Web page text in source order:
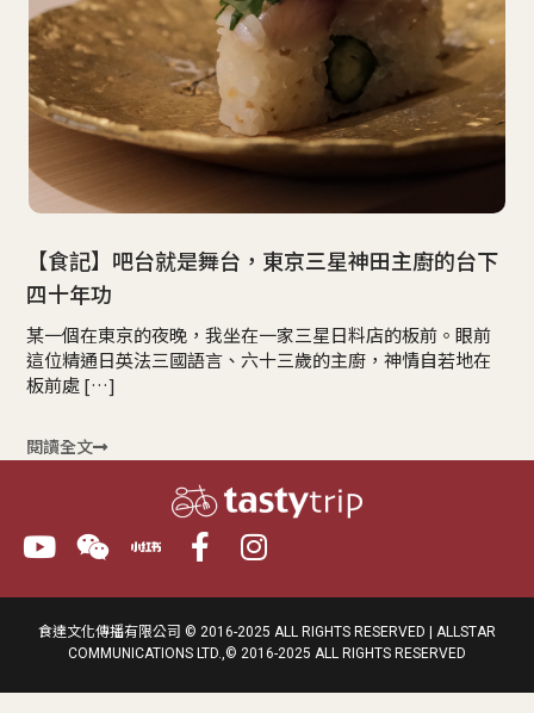
【食記】吧台就是舞台，東京三星神田主廚的台下
四十年功
某一個在東京的夜晚，我坐在一家三星日料店的板前。眼前
這位精通日英法三國語言、六十三歲的主廚，神情自若地在
板前處 […]
閱讀全文
食達文化傳播有限公司 © 2016-2025 ALL RIGHTS RESERVED | ALLSTAR
COMMUNICATIONS LTD.,© 2016-2025 ALL RIGHTS RESERVED